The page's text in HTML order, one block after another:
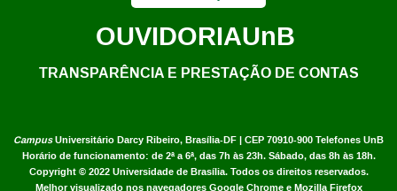
CampusUniversitário Darcy Ribeiro, Brasília-DF | CEP 70910-900 Telefones UnB
Horário de funcionamento: de 2ª a 6ª, das 7h às 23h. Sábado, das 8h às 18h.
Copyright © 2022 Universidade de Brasília. Todos os direitos reservados.
Melhor visualizado nos navegadores Google Chrome e Mozilla Firefox
OUVIDORIAUnB
TRANSPARÊNCIA E PRESTAÇÃO DE CONTAS